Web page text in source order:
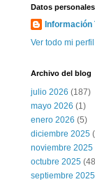
Datos personales
Ver todo mi perfil
Archivo del blog
julio 2026 (187)
mayo 2026 (1)
enero 2026 (5)
diciembre 2025
noviembre 2025
octubre 2025
septiembre 2025